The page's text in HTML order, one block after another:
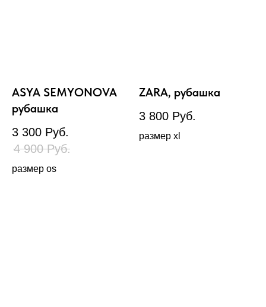
ASYA SEMYONOVA
рубашка
3 300 Руб.
4 900 Руб.
размер os
ZARA, рубашка
3 800 Руб.
размер xl